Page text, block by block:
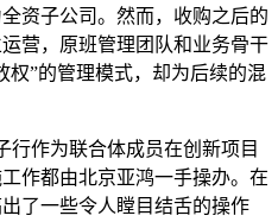
资子公司。然而，收购之后的
营，原班管理团队和业务骨干
权”的管理模式，却为后续的混
行作为联合体成员在创新项目
作都由北京亚鸿一手操办。在
了一些令人瞠目结舌的操作